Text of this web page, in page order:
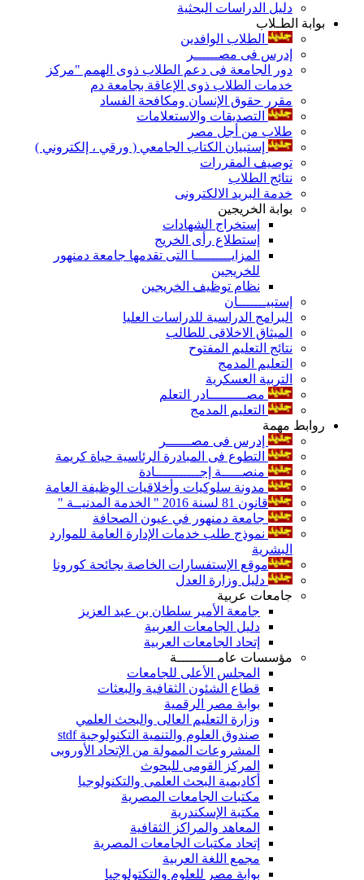
دليل الدراسات البحثية
بوابة الطـلاب
الطلاب الوافدين
إدرس فى مصــــــر
دور الجامعة فى دعم الطلاب ذوى الهمم "مركز
خدمات الطلاب ذوى الإعاقة بجامعة دم
مقرر حقوق الإنسان ومكافحة الفساد
التصديقات والاستعلامات
طلاب من أجل مصر
إستبيان الكتاب الجامعي ( ورقي ، إلكتروني )
توصيف المقررات
نتائج الطلاب
خدمة البريد الالكترونى
بوابة الخريجين
إستخراج الشهادات
إستطلاع رأى الخريج
المزايـــــــــا التى تقدمها جامعة دمنهور
للخريجين
نظام توظيف الخريجين
إستبيـــــــان
البرامج الدراسية للدراسات العليا
الميثاق الاخلاقى للطالب
نتائج التعليم المفتوح
التعليم المدمج
التربية العسكرية
مصـــــــــادر التعلم
التعليم المدمج
روابط مهمة
إدرس فى مصــــــر
التطوع فى المبادرة الرئاسية حياة كريمة
منصـــــة إجـــــــــــادة
مدونة سلوكيات وأخلاقيات الوظيفة العامة
قانون 81 لسنة 2016 " الخدمة المدنيــة "
جامعة دمنهور في عيون الصحافة
نموذج طلب خدمات الإدارة العامة للموارد
البشرية
موقع الإستفسارات الخاصة بجائحة كورونا
دليل وزارة العدل
جامعات عربية
جامعة الأمير سلطان بن عبد العزيز
دليل الجامعات العربية
إتحاد الجامعات العربية
مؤسسات عامــــــــــة
المجلس الأعلى للجامعات
قطاع الشئون الثقافية والبعثات
بوابة مصر الرقمية
وزارة التعليم العالى والبحث العلمي
صندوق العلوم والتنمية التكنولوجية stdf
المشروعات الممولة من الإتحاد الأوروبى
المركز القومى للبحوث
أكاديمية البحث العلمى والتكنولوجيا
مكتبات الجامعات المصرية
مكتبة الإسكندرية
المعاهد والمراكز الثقافية
إتحاد مكتبات الجامعات المصرية
مجمع اللغة العربية
بوابة مصر للعلوم والتكتولوجيا